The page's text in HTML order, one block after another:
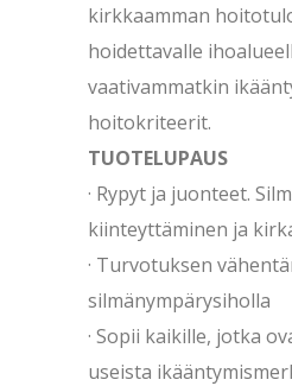
kirkkaamman
hoidettavalle
vaativammatkin
hoitokriteerit.
TUOTELUPAUS
· Rypyt ja juonteet.
kiinteyttäminen ja
· Turvotuksen
silmänympärysiholla
· Sopii kaikille, jotka
useista